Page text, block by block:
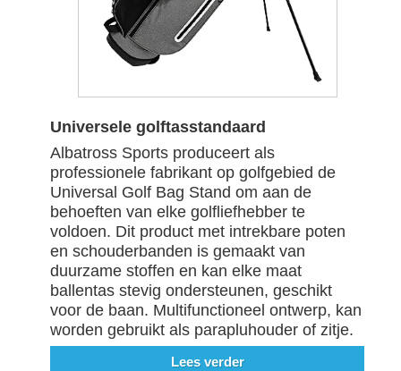
Universele golftasstandaard
Albatross Sports produceert als
professionele fabrikant op golfgebied de
Universal Golf Bag Stand om aan de
behoeften van elke golfliefhebber te
voldoen. Dit product met intrekbare poten
en schouderbanden is gemaakt van
duurzame stoffen en kan elke maat
ballentas stevig ondersteunen, geschikt
voor de baan. Multifunctioneel ontwerp, kan
worden gebruikt als parapluhouder of zitje.
Lees verder